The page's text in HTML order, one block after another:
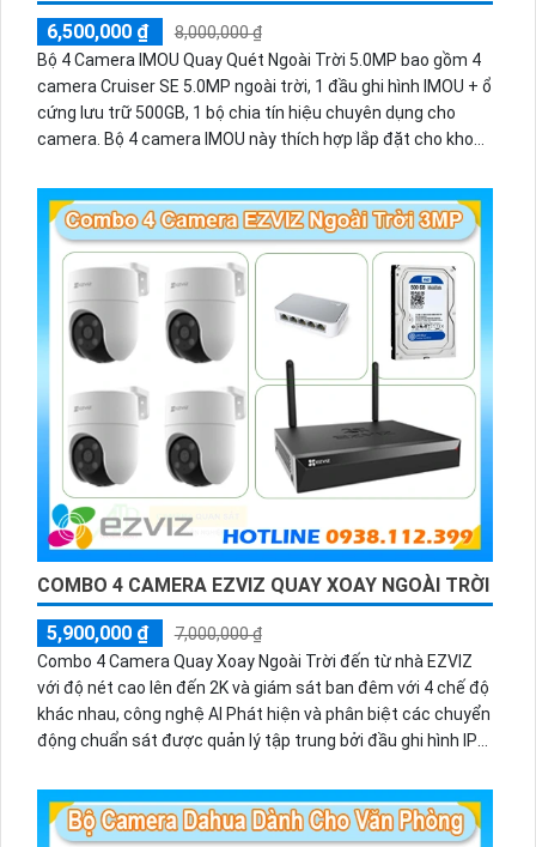
6,500,000 ₫
8,000,000 ₫
Bộ 4 Camera IMOU Quay Quét Ngoài Trời 5.0MP bao gồm 4
camera Cruiser SE 5.0MP ngoài trời, 1 đầu ghi hình IMOU + ổ
cứng lưu trữ 500GB, 1 bộ chia tín hiệu chuyên dụng cho
camera. Bộ 4 camera IMOU này thích hợp lắp đặt cho kho
trời.
COMBO 4 CAMERA EZVIZ QUAY XOAY NGOÀI TRỜI
5,900,000 ₫
7,000,000 ₫
Combo 4 Camera Quay Xoay Ngoài Trời đến từ nhà EZVIZ
với độ nét cao lên đến 2K và giám sát ban đêm với 4 chế độ
khác nhau, công nghệ AI Phát hiện và phân biệt các chuyển
động chuẩn sát được quản lý tập trung bởi đầu ghi hình IP